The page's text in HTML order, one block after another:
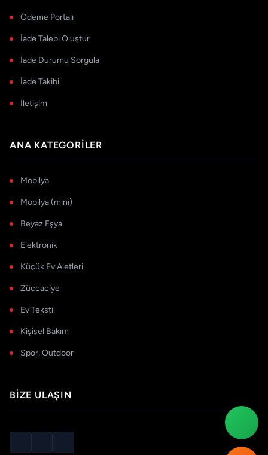
Ödeme Portalı
İade Talebi Oluştur
İade Durumu Sorgula
İade Takibi
İletişim
ANA KATEGORILER
Mobilya
Mobilya (mini)
Beyaz Eşya
Elektronik
Küçük Ev Aletleri
Züccaciye
Ev Tekstil
Kişisel Bakım
Spor, Outdoor
BIZE ULAŞIN